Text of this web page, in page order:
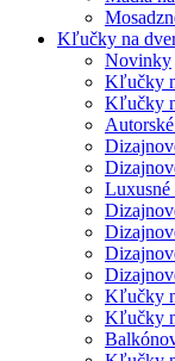
Kľučky na
Novinky
Kľučky
Kľučky
Kľučky
Kľučky